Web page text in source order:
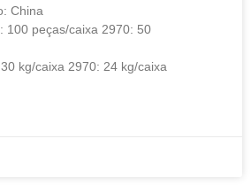
China
100 peças/caixa 2970: 50
kg/caixa 2970: 24 kg/caixa